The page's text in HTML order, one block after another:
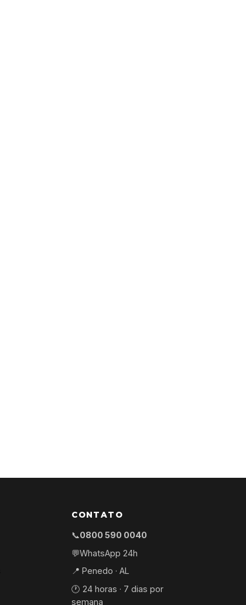
CONTATO
📞0800 590 0040
💬WhatsApp 24h
📍 Penedo · AL
🕐 24 horas · 7 dias por
semana